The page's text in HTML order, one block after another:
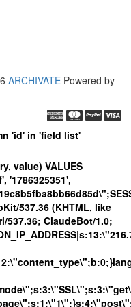
ARCHIVATE Powered by
'id' in 'field list'
value) VALUES
'1786325351',
537.36 (KHTML, like
537.36; ClaudeBot/1.0;